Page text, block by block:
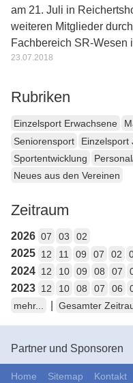
am 21. Juli in
weiteren Mitglieder
Fachbereich SR-
23.07.2018
Rubriken
Einzelsport Erwachsene
Seniorensport
Einzelsport
Sportentwicklung
Neues aus den Vereinen
Zeitraum
2026 07 03 02
2025 12 11 09 07 02
2024 12 10 09 08 07
2023 12 10 08 07 06
mehr...
Gesamter
Partner und Sponsoren
Home Sitemap Kontakt